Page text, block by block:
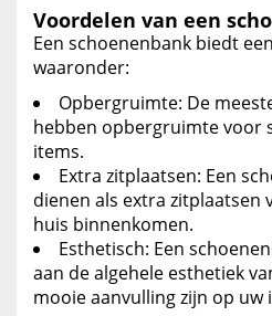
Voordelen van een
Een schoenenbank biedt
waaronder:
Opbergruimte: De
hebben opbergruimte voor
items.
Extra zitplaatsen: Een
dienen als extra zitplaatsen
huis binnenkomen.
Esthetisch: Een
aan de algehele esthetiek
mooie aanvulling zijn op uw